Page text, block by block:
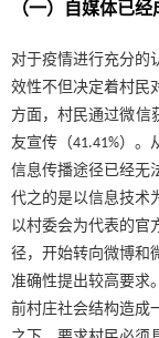
（一）自媒体已
对于疫情进行充分的
效性不但决定着村民
方面，村民通过微信
友宣传（41.41%）
信息传播途径已经无
代之的是以信息技术
以村委会为代表的官
径，开始转向微博和
准确性提出较高要求
前村庄社会结构造成